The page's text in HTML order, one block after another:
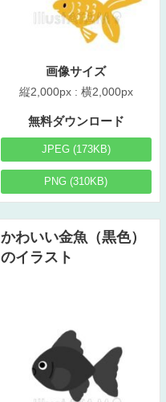
画像サイズ
縦2,000px : 横2,000px
無料ダウンロード
JPEG (173KB)
PNG (310KB)
かわいい金魚（黒色）
のイラスト